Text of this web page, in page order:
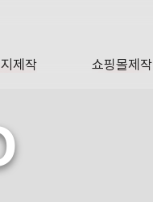
제작 쇼핑몰제작